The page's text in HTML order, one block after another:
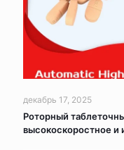
декабрь 17, 2025
Роторный
высокоскоростное и